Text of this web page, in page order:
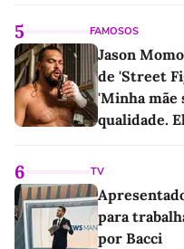
5 FAMOSOS
Jason
de 'Street
'Minha mãe
qualidade.
6 TV
para
por Bacci